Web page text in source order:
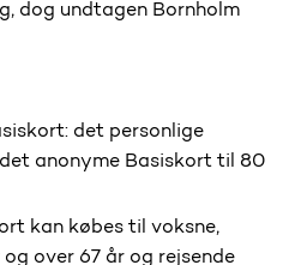
dog undtagen Bornholm
det personlige
anonyme Basiskort til 80
kan købes til voksne,
over 67 år og rejsende